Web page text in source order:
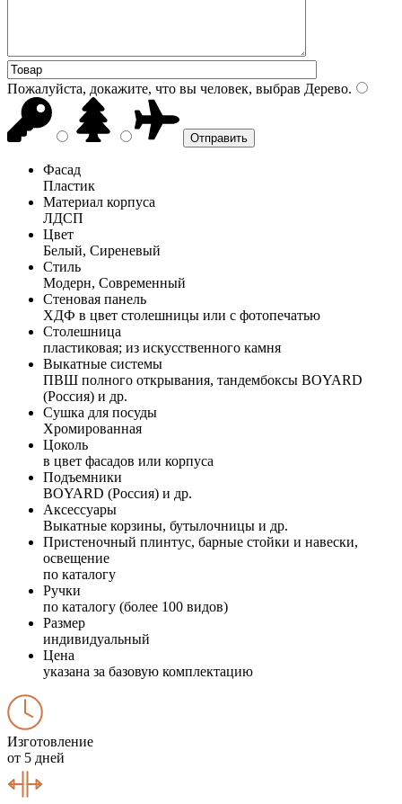
Пожалуйста, докажите, что вы человек, выбрав Дерево.
Фасад
Пластик
Материал корпуса
ЛДСП
Цвет
Белый, Сиреневый
Стиль
Модерн, Современный
Стеновая панель
ХДФ в цвет столешницы или с фотопечатью
Столешница
пластиковая; из искусственного камня
Выкатные системы
ПВШ полного открывания, тандембоксы BOYARD
(Россия) и др.
Сушка для посуды
Хромированная
Цоколь
в цвет фасадов или корпуса
Подъемники
BOYARD (Россия) и др.
Аксессуары
Выкатные корзины, бутылочницы и др.
Пристеночный плинтус, барные стойки и навески,
освещение
по каталогу
Ручки
по каталогу (более 100 видов)
Размер
индивидуальный
Цена
указана за базовую комплектацию
Изготовление
от 5 дней